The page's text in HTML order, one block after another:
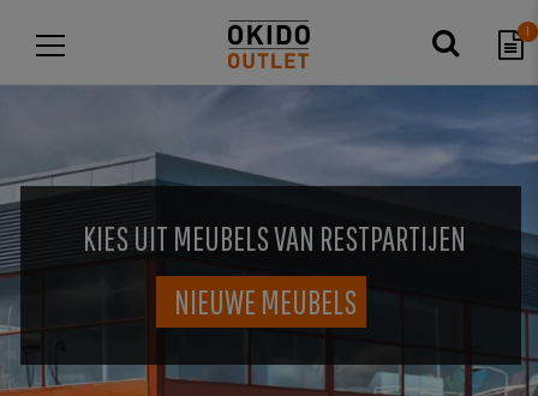
1
KIES UIT MEUBELS VAN RESTPARTIJEN
NIEUWE MEUBELS